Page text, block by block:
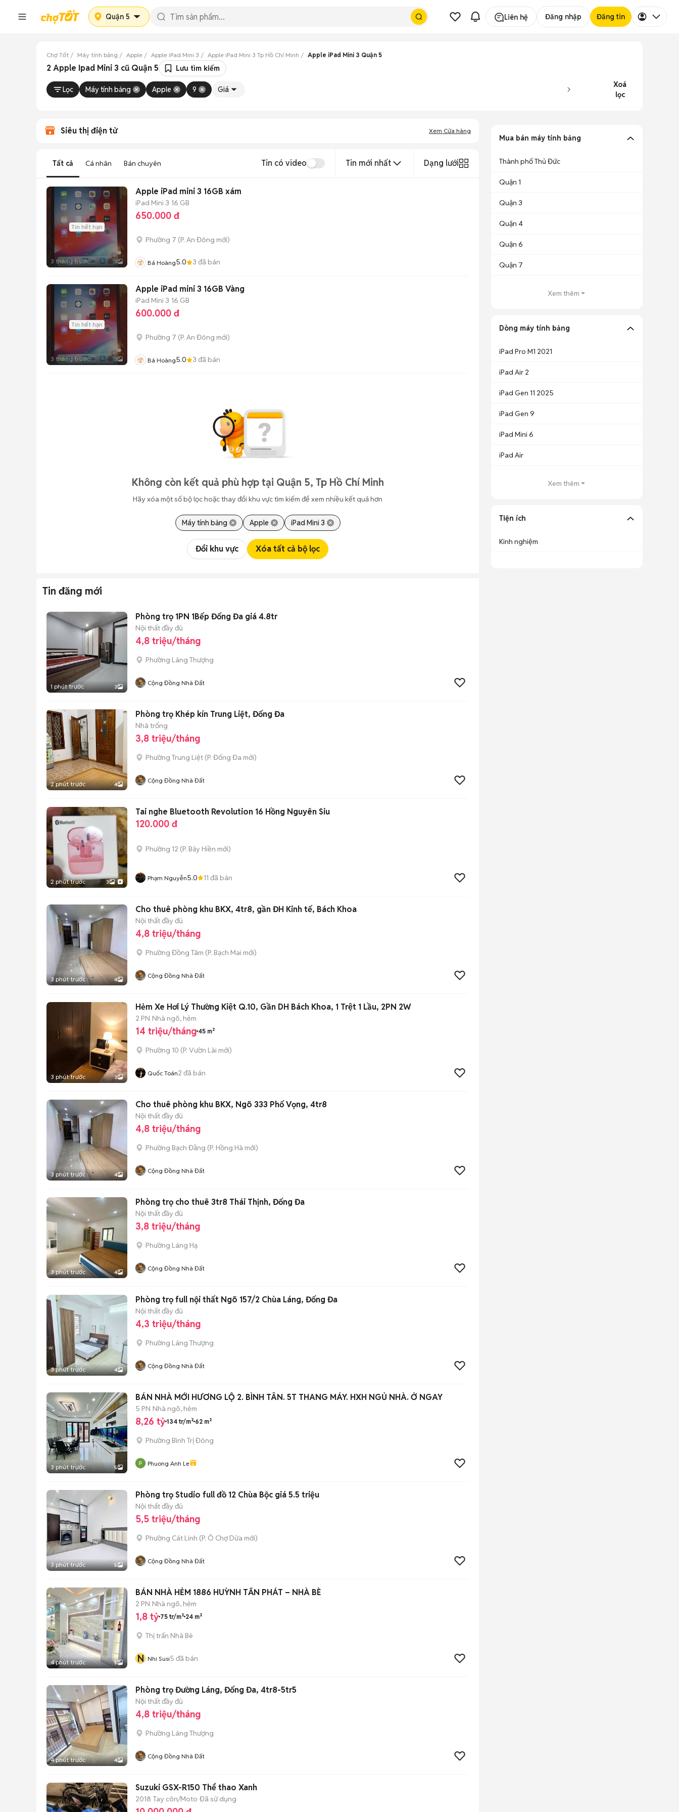
Quận 5 Liên hệ Đăng nhập Đăng tin
Chợ Tốt Máy tính bảng Apple Apple iPad Mini 3 Apple iPad Mini 3 Tp Hồ Chí Minh Apple iPad Mini 3 Quận 5
2 Apple Ipad Mini 3 cũ Quận 5 Lưu tìm kiếm
Lọc Máy tính bảng Apple 9 Giá
Xoá
lọc
Siêu thị điện tử Xem Cửa hàng
Tất cả Cá nhân Bán chuyên Tin có video Tin mới nhất Dạng lưới
Tin hết hạn
3 tháng trước 3
Apple iPad mini 3 16GB xám
iPad Mini 3 16 GB
650.000 đ
Phường 7 (P. An Đông mới)
Bá Hoàng5.0 3 đã bán
Tin hết hạn
3 tháng trước 3
Apple iPad mini 3 16GB Vàng
iPad Mini 3 16 GB
600.000 đ
Phường 7 (P. An Đông mới)
Bá Hoàng5.0 3 đã bán
Không còn kết quả phù hợp tại Quận 5, Tp Hồ Chí Minh
Hãy xóa một số bộ lọc hoặc thay đổi khu vực tìm kiếm để xem nhiều kết quả hơn
Máy tính bảng Apple iPad Mini 3
Đổi khu vực Xóa tất cả bộ lọc
Tin đăng mới
1 phút trước 3
Phòng trọ 1PN 1Bếp Đống Đa giá 4.8tr
Nội thất đầy đủ
4,8 triệu/tháng
Phường Láng Thượng
Cộng Đồng Nhà Đất
2 phút trước 4
Phòng trọ Khép kín Trung Liệt, Đống Đa
Nhà trống
3,8 triệu/tháng
Phường Trung Liệt (P. Đống Đa mới)
Cộng Đồng Nhà Đất
2 phút trước 3
Tai nghe Bluetooth Revolution 16 Hồng Nguyên Siu
120.000 đ
Phường 12 (P. Bảy Hiền mới)
Phạm Nguyễn5.0 11 đã bán
3 phút trước 4
Cho thuê phòng khu BKX, 4tr8, gần ĐH Kinh tế, Bách Khoa
Nội thất đầy đủ
4,8 triệu/tháng
Phường Đồng Tâm (P. Bạch Mai mới)
Cộng Đồng Nhà Đất
3 phút trước 3
Hẻm Xe Hơi Lý Thường Kiệt Q.10, Gần DH Bách Khoa, 1 Trệt 1 Lầu, 2PN 2W
2 PN Nhà ngõ, hẻm
14 triệu/tháng 45 m²
Phường 10 (P. Vườn Lài mới)
Quốc Toán2 đã bán
3 phút trước 4
Cho thuê phòng khu BKX, Ngõ 333 Phố Vọng, 4tr8
Nội thất đầy đủ
4,8 triệu/tháng
Phường Bạch Đằng (P. Hồng Hà mới)
Cộng Đồng Nhà Đất
3 phút trước 4
Phòng trọ cho thuê 3tr8 Thái Thịnh, Đống Đa
Nội thất đầy đủ
3,8 triệu/tháng
Phường Láng Hạ
Cộng Đồng Nhà Đất
3 phút trước 4
Phòng trọ full nội thất Ngõ 157/2 Chùa Láng, Đống Đa
Nội thất đầy đủ
4,3 triệu/tháng
Phường Láng Thượng
Cộng Đồng Nhà Đất
3 phút trước 5
BÁN NHÀ MỚI HƯƠNG LỘ 2. BÌNH TÂN. 5T THANG MÁY. HXH NGỦ NHÀ. Ở NGAY
5 PN Nhà ngõ, hẻm
8,26 tỷ 134 tr/m² 62 m²
Phường Bình Trị Đông
Phuong Anh Le
3 phút trước 5
Phòng trọ Studio full đồ 12 Chùa Bộc giá 5.5 triệu
Nội thất đầy đủ
5,5 triệu/tháng
Phường Cát Linh (P. Ô Chợ Dừa mới)
Cộng Đồng Nhà Đất
4 phút trước 5
BÁN NHÀ HẺM 1886 HUỲNH TẤN PHÁT – NHÀ BÈ
2 PN Nhà ngõ, hẻm
1,8 tỷ 75 tr/m² 24 m²
Thị trấn Nhà Bè
N Nhi Susi5 đã bán
4 phút trước 4
Phòng trọ Đường Láng, Đống Đa, 4tr8-5tr5
Nội thất đầy đủ
4,8 triệu/tháng
Phường Láng Thượng
Cộng Đồng Nhà Đất
Suzuki GSX-R150 Thể thao Xanh
2018 Tay côn/Moto Đã sử dụng
Mua bán máy tính bảng
Thành phố Thủ Đức
Quận 1
Quận 3
Quận 4
Quận 6
Quận 7
Xem thêm
Dòng máy tính bảng
iPad Pro M1 2021
iPad Air 2
iPad Gen 11 2025
iPad Gen 9
iPad Mini 6
iPad Air
Xem thêm
Tiện ích
Kinh nghiệm